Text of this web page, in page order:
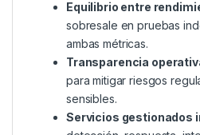
Equilibrio entre
sobresale en pruebas
ambas métricas.
Transparencia
para mitigar riesgos
sensibles.
Servicios gestionados